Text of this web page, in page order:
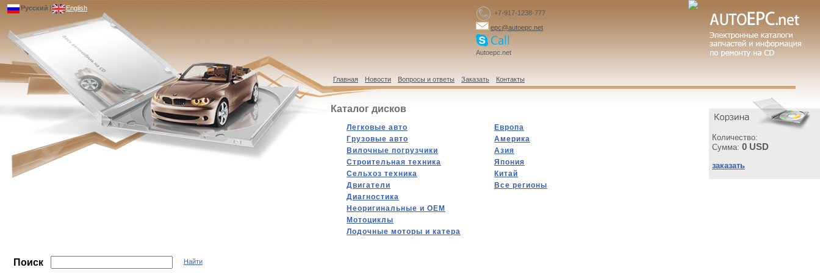
Количество:
Сумма: 0 USD
заказать
+7-917-1238-777
epc@autoepc.net
Autoepc.net
Главная Новости Вопросы и ответы Заказать Контакты
Русский | English
Каталог дисков
Легковые авто
Грузовые авто
Вилочные погрузчики
Строительная техника
Сельхоз техника
Двигатели
Диагностика
Hеоригинальные и OEM
Мотоциклы
Лодочные моторы и катера
Европа
Америка
Азия
Япония
Китай
Все регионы
Поиск Найти